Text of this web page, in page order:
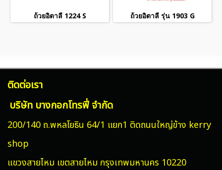
ถ้วยอิตาลี 1224 S ถ้วยอิตาลี รุ่น 1903 G
ติดต่อเรา
บริษัท บางกอกโทรฟี่ จำกัด
200/140 ถ.พหลโยธิน 64/1 แยก1 ติดถนนใหญ่ข้าง kerry
shop
แขวงสายไหม เขตสายไหม กรุงเทพมหานคร 10220